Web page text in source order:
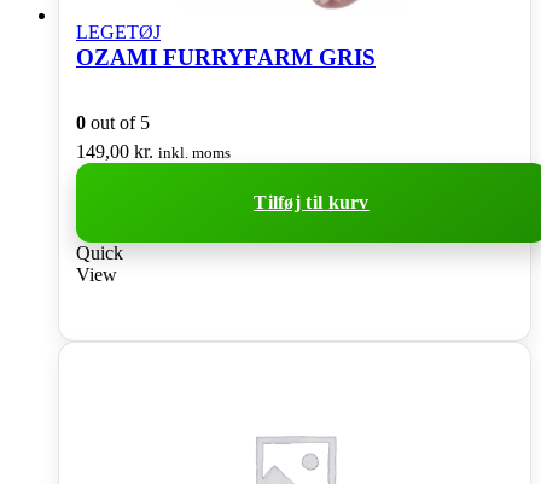
LEGETØJ
OZAMI FURRYFARM GRIS
0 out of 5
149,00 kr. inkl. moms
Tilføj til kurv
Quick
View